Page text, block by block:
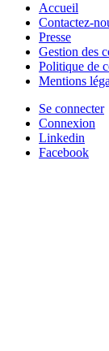
Accueil
Contactez-
Presse
Gestion des
Politique de
Mentions
Se connecter
Connexion
Linkedin
Facebook